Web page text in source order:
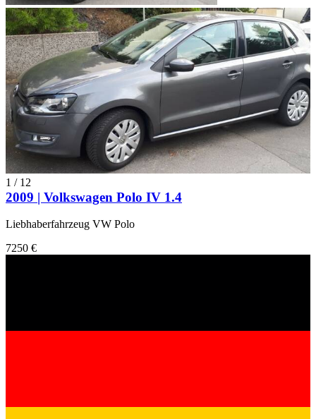
1 / 12
2009 | Volkswagen Polo IV 1.4
Liebhaberfahrzeug VW Polo
7250 €